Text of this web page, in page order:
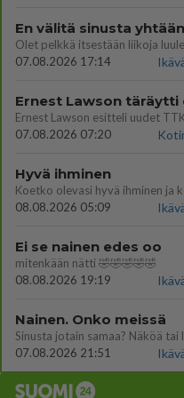
En välitä sinusta yhtään
07.08.2026 17:14
07.08.2026 07:20
Hyvä ihminen
Koetko olevasi hyvä ihminen ja
08.08.2026 05:09
Ei se nainen edes oo
mitenkään nätti 🤣🤣🤣🤣🤣
08.08.2026 19:19
Nainen. Onko meissä
Sinusta jotain samaa? Näköä
07.08.2026 21:51